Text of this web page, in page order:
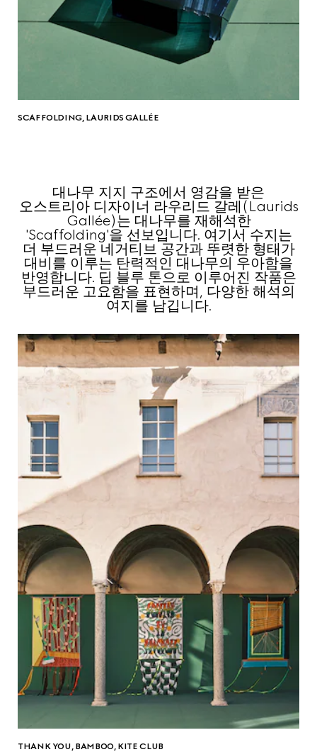
SCAFFOLDING, LAURIDS GALLÉE
대나무 지지 구조에서 영감을 받은
오스트리아 디자이너 라우리드 갈레(Laurids
Gallée)는 대나무를 재해석한
'Scaffolding'을 선보입니다. 여기서 수지는
더 부드러운 네거티브 공간과 뚜렷한 형태가
대비를 이루는 탄력적인 대나무의 우아함을
반영합니다. 딥 블루 톤으로 이루어진 작품은
부드러운 고요함을 표현하며, 다양한 해석의
여지를 남깁니다.
THANK YOU, BAMBOO, KITE CLUB